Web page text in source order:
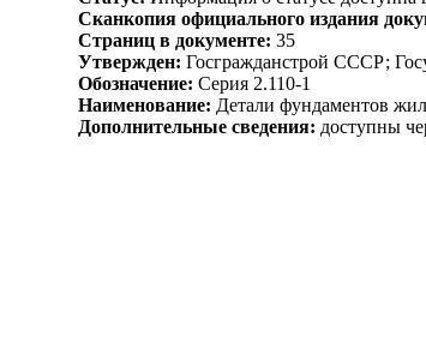
Сканкопия официального издания
Страниц в документе: 35
Утвержден: Госгражданстрой СССР;
Обозначение: Серия 2.110-1
Наименование: Детали фундаментов
Дополнительные сведения: доступны